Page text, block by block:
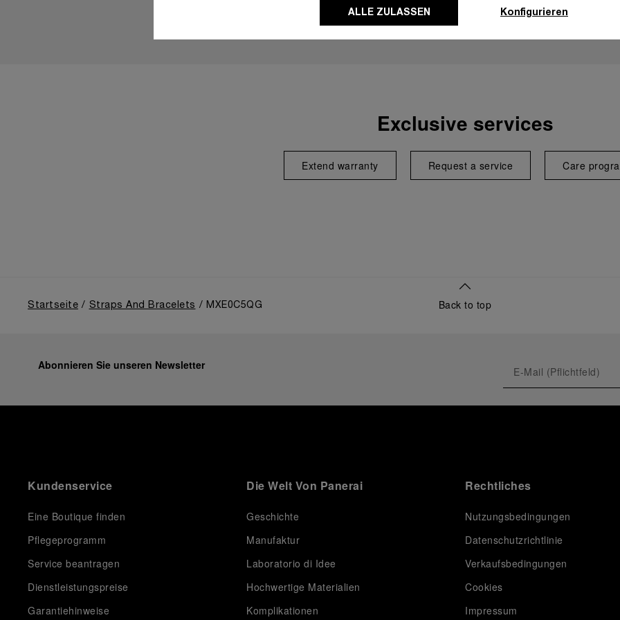
Exclusive services
Extend warranty Request a service Care
Startseite Straps And Bracelets MXE0C5QG Back to top
Abonnieren Sie unseren Newsletter
Kundenservice
Eine Boutique finden
Pflegeprogramm
Service beantragen
Dienstleistungspreise
Garantiehinweise
Die Welt Von Panerai
Geschichte
Manufaktur
Laboratorio di Idee
Hochwertige Materialien
Komplikationen
Rechtliches
Nutzungsbedingungen
Datenschutzrichtlinie
Verkaufsbedingungen
Cookies
Impressum
ALLE ZULASSEN Konfigurieren